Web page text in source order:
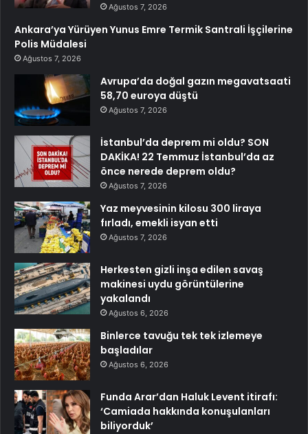
Ağustos 7, 2026
Ankara’ya Yürüyen Yunus Emre Termik Santrali İşçilerine
Polis Müdalesi
Ağustos 7, 2026
Avrupa’da doğal gazın megavatsaati
58,70 euroya düştü
Ağustos 7, 2026
İstanbul’da deprem mi oldu? SON
DAKİKA! 22 Temmuz İstanbul’da az
önce nerede deprem oldu?
Ağustos 7, 2026
Yaz meyvesinin kilosu 300 liraya
fırladı, emekli isyan etti
Ağustos 7, 2026
Herkesten gizli inşa edilen savaş
makinesi uydu görüntülerine
yakalandı
Ağustos 6, 2026
Binlerce tavuğu tek tek izlemeye
başladılar
Ağustos 6, 2026
Funda Arar’dan Haluk Levent itirafı:
‘Camiada hakkında konuşulanları
biliyorduk’